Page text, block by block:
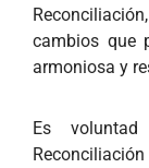
cambios que
armoniosa y
Es